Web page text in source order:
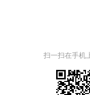
扫一扫在手机